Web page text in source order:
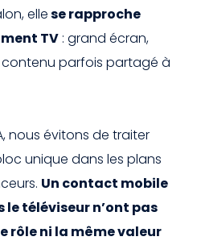
ellese rapproche
TV : grand écran,
parfois partagé à
nous évitons de traiter
unique dans les plans
Un contact mobile
téléviseur n’ont pas
rôle ni la même valeur